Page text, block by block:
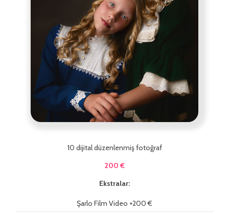
10 dijital düzenlenmiş fotoğraf
200 €
Ekstralar:
Şarlo Film Video +200 €